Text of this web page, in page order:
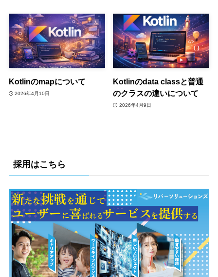
Kotlinのmapについて
2026年4月10日
Kotlinのdata classと普通
のクラスの違いについて
2026年4月9日
採用はこちら